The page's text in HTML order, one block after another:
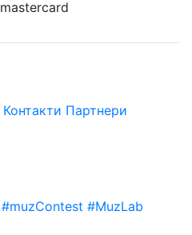
Контакти Партнери
#muzContest #MuzLab